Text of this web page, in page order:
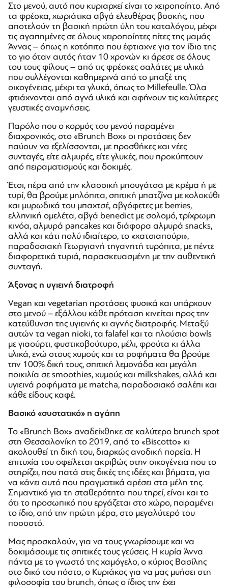
Στο μενού, αυτό που κυριαρχεί είναι το χειροποίητο. Από
τα φρέσκα, χωριάτικα αβγά ελευθέρας βοσκής, που
αποτελούν τη βασική πρώτη ύλη του καταλόγου, μέχρι
τις αγαπημένες σε όλους χειροποίητες πίτες της μαμάς
Άννας – όπως η κοτόπιτα που έφτιαχνε για τον ίδιο της
το γιο όταν αυτός ήταν 10 χρονών κι άρεσε σε όλους
του τους φίλους – από τις φρέσκες σαλάτες με υλικά
που συλλέγονται καθημερινά από το μπαξέ της
οικογένειας, μέχρι τα γλυκά, όπως το Millefeulle. Όλα
φτιάχνονται από αγνά υλικά και αφήνουν τις καλύτερες
γευστικές αναμνήσεις.
Παρόλο που ο κορμός του μενού παραμένει
διαχρονικός, στο «Brunch Box» οι προτάσεις δεν
παύουν να εξελίσσονται, με προσθήκες και νέες
συνταγές, είτε αλμυρές, είτε γλυκές, που προκύπτουν
από πειραματισμούς και δοκιμές.
Έτσι, πέρα από την κλασσική μπουγάτσα με κρέμα ή με
τυρί, θα βρούμε μηλόπιτα, σπιτική μπατζίνα με κολοκύθι
και μυρωδικά του μπαχτσέ, αβγόφετες με berries,
ελληνική ομελέτα, αβγά benedict με σολομό, τρίχρωμη
κινόα, αλμυρά pancakes και διάφορα αλμυρά snacks,
αλλά και κάτι πολύ ιδιαίτερο, το «χατσιαπούρι»,
παραδοσιακή Γεωργιανή τηγανητή τυρόπιτα, με πέντε
διαφορετικά τυριά, παρασκευασμένη με την αυθεντική
συνταγή.
Άξονας η υγιεινή διατροφή
Vegan και vegetarian προτάσεις φυσικά και υπάρχουν
στο μενού – εξάλλου κάθε πρόταση κινείται προς την
κατεύθυνση της υγιεινής κι αγνής διατροφής. Μεταξύ
αυτών τα vegan nioki, τα falafel και τα πλούσια bowls
με γιαούρτι, φυστικοβούτυρο, μέλι, φρούτα κι άλλα
υλικά, ενώ στους χυμούς και τα ροφήματα θα βρούμε
την 100% δική τους, σπιτική λεμονάδα και μεγάλη
ποικιλία σε smoothies, χυμούς και milkshakes, αλλά και
υγιεινά ροφήματα με matcha, παραδοσιακό σαλέπι και
κάθε είδους καφέ.
Βασικό «συστατικό» η αγάπη
Το «Brunch Box» αναδείχθηκε σε καλύτερο brunch spot
στη Θεσσαλονίκη το 2019, από το «Biscotto» κι
ακολουθεί τη δική του, διαρκώς ανοδική πορεία. Η
επιτυχία του οφείλεται ακριβώς στην οικογένεια που το
στηρίζει, που πατά στις δικές της ιδέες και βήματα, για
να κάνει αυτό που πραγματικά αρέσει στα μέλη της.
Σημαντικό για τη σταθερότητα που τηρεί, είναι και το
ότι το προσωπικό που εργάζεται στο χώρο, παραμένει
το ίδιο, από την πρώτη μέρα, στο μεγαλύτερό του
ποσοστό.
Μας προσκαλούν, για να τους γνωρίσουμε και να
δοκιμάσουμε τις σπιτικές τους γεύσεις. Η κυρία Άννα
πάντα με το γνωστό της χαμόγελο, ο κύριος Βασίλης
στο δικό του πόστο, ο Κυριάκος για να μας μυήσει στη
φιλοσοφία του brunch, όπως ο ίδιος την έχει